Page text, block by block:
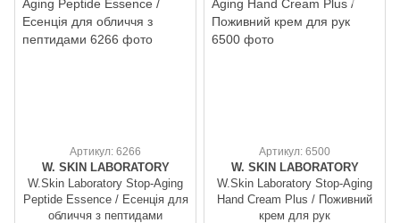
Артикул: 6266
W. SKIN LABORATORY
W.Skin Laboratory Stop-Aging
Peptide Essence / Есенція для
обличчя з пептидами
Артикул: 6500
W. SKIN LABORATORY
W.Skin Laboratory Stop-Aging
Hand Cream Plus / Поживний
крем для рук